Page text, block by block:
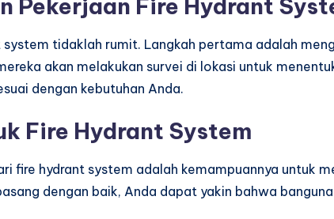
Pekerjaan Fire Hydrant
tidaklah rumit. Langkah pertama adalah
akan melakukan survei di lokasi untuk
dengan kebutuhan Anda.
Fire Hydrant System
fire hydrant system adalah kemampuannya untuk
dengan baik, Anda dapat yakin bahwa